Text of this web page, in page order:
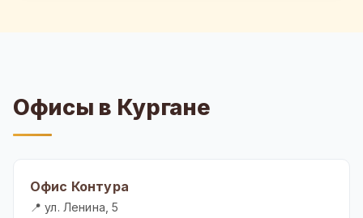
Офисы в Кургане
Офис Контура
📍 ул. Ленина, 5